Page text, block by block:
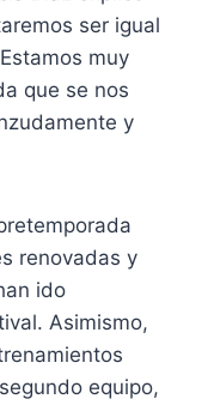
ser igual
muy
que se nos
y
renovadas y
ido
Asimismo,
equipo,